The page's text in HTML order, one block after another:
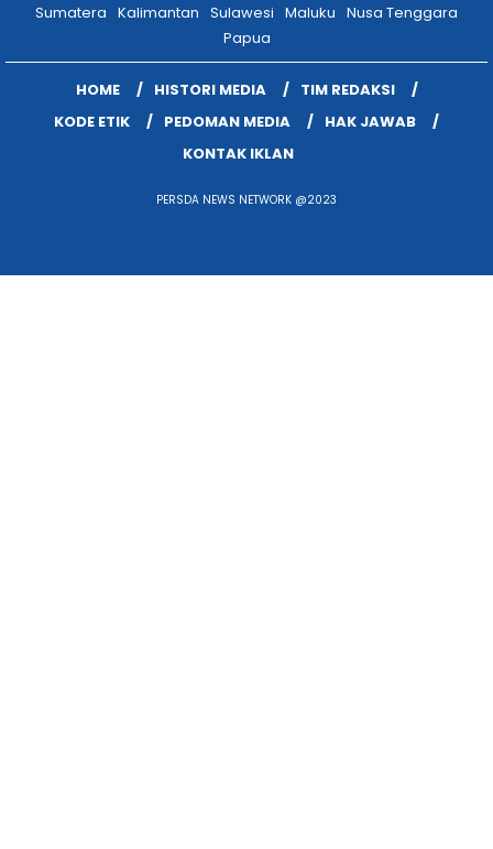
Sumatera Kalimantan Sulawesi Maluku Nusa Tenggara
Papua
HOME HISTORI MEDIA
TIM REDAKSI
KODE ETIK
PEDOMAN MEDIA
HAK JAWAB
KONTAK IKLAN
PERSDA NEWS NETWORK @2023